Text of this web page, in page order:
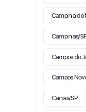
Campina do
Campinas/
Campos do
Campos
Canas/SP